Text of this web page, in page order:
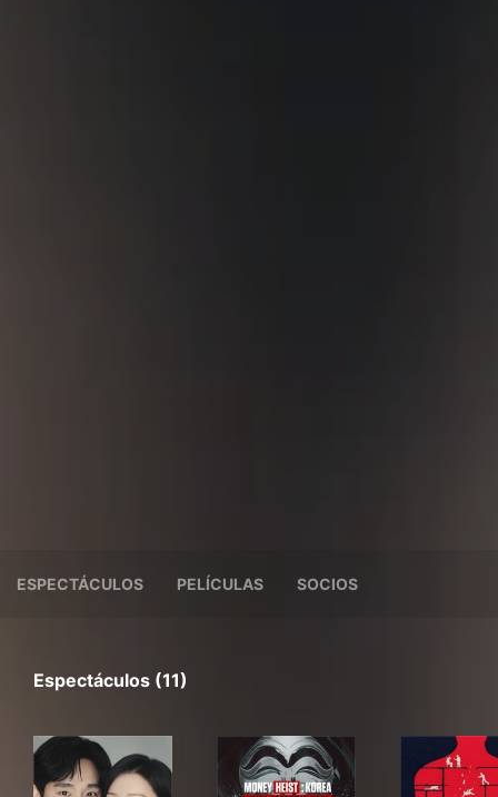
ESPECTÁCULOS PELÍCULAS SOCIOS
Espectáculos (11)